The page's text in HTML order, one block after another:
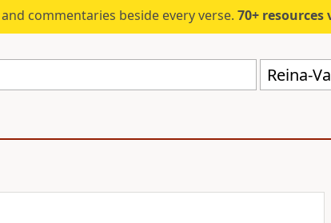
commentaries beside every verse. 70+ resources
Reina-